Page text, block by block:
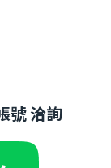
號 洽詢